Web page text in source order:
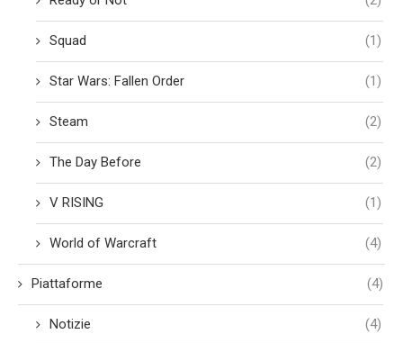
Squad (1)
Star Wars: Fallen Order (1)
Steam (2)
The Day Before (2)
V RISING (1)
World of Warcraft (4)
Piattaforme (4)
Notizie (4)